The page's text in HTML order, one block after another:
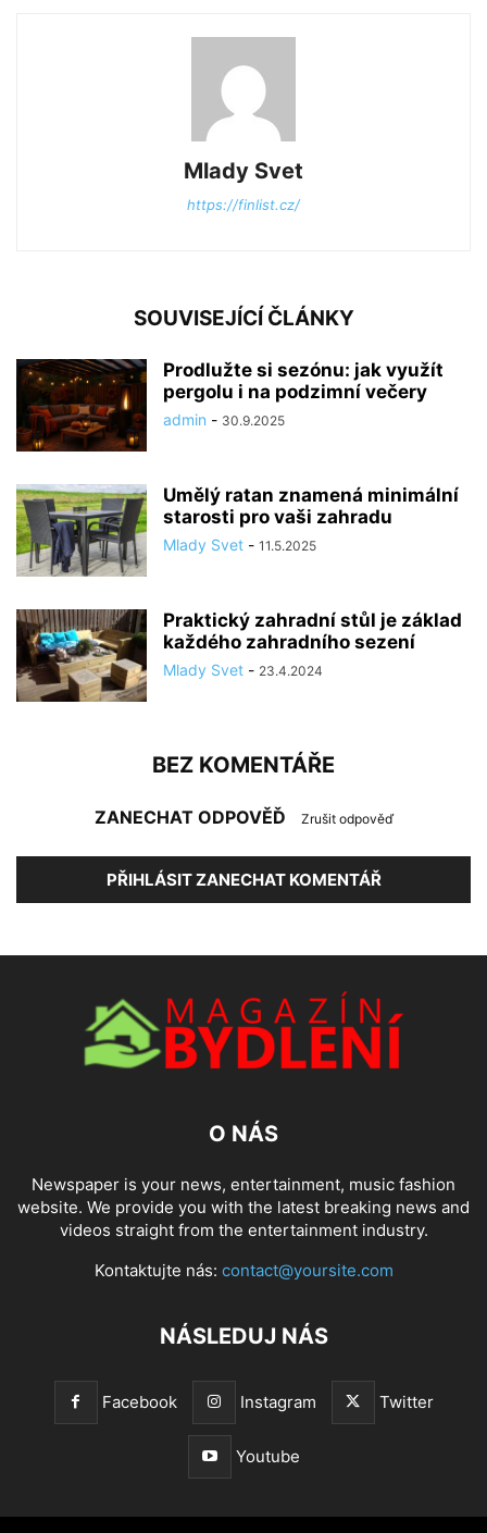
Mlady Svet
https://finlist.cz/
SOUVISEJÍCÍ ČLÁNKY
Prodlužte si sezónu: jak využít
pergolu i na podzimní večery
admin - 30.9.2025
Umělý ratan znamená minimální
starosti pro vaši zahradu
Mlady Svet - 11.5.2025
Praktický zahradní stůl je základ
každého zahradního sezení
Mlady Svet - 23.4.2024
BEZ KOMENTÁŘE
ZANECHAT ODPOVĚĎ Zrušit odpověď
PŘIHLÁSIT ZANECHAT KOMENTÁŘ
O NÁS
Newspaper is your news, entertainment, music fashion
website. We provide you with the latest breaking news and
videos straight from the entertainment industry.
Kontaktujte nás: contact@yoursite.com
NÁSLEDUJ NÁS
Facebook Instagram Twitter
Youtube